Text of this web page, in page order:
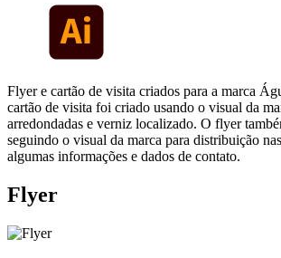
Flyer e cartão de visita criados para a marca
cartão de visita foi criado usando o visual da
arredondadas e verniz localizado. O flyer
seguindo o visual da marca para distribuição
algumas informações e dados de contato.
Flyer